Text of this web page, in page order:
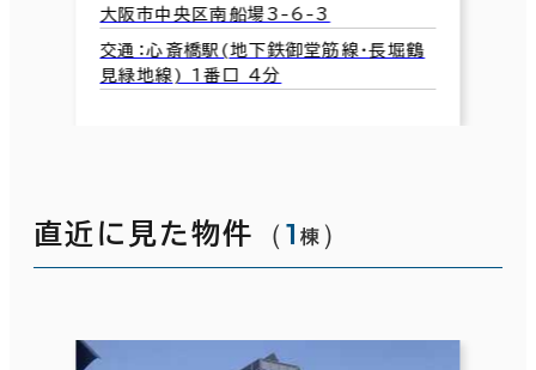
大阪市中央区南船場3-6-3
交通：心斎橋駅(地下鉄御堂筋線･長堀鶴
見緑地線) 1番口 4分
直近に見た物件 （1 棟 ）